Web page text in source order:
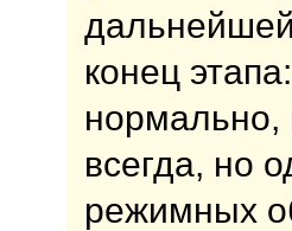
конец
нормально,
всегда, но
режимных